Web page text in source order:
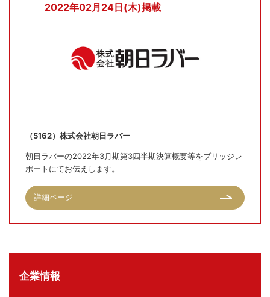
2022年02月24日(木)掲載
（5162）株式会社朝日ラバー
朝日ラバーの2022年3月期第3四半期決算概要等をブリッジレ
ポートにてお伝えします。
詳細ページ
企業情報